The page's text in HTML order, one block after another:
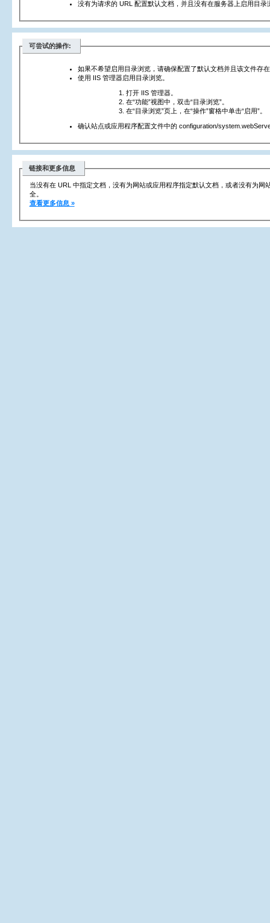
没有为请求的 URL 配置默认文档，并且没有在服务器上启用目录
可尝试的操作:
如果不希望启用目录浏览，请确保配置了默认文档并且该文件存
使用 IIS 管理器启用目录浏览。
打开 IIS 管理器。
在“功能”视图中，双击“目录浏览”。
在“目录浏览”页上，在“操作”窗格中单击“启用”。
确认站点或应用程序配置文件中的 configuration/
链接和更多信息
当没有在 URL 中指定文档，没有为网站或应用程序指定默认文档，或者没有为
全。
查看更多信息 »